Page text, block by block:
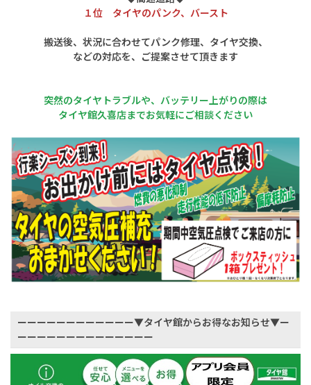
１位 タイヤのパンク、バースト
搬送後、状況に合わせてパンク修理、タイヤ交換、
などの対応を、ご提案させて頂きます
突然のタイヤトラブルや、バッテリー上がりの際は
タイヤ館久喜店までお気軽にご相談ください
ーーーーーーーーーーーー▼タイヤ館からお得なお知らせ▼ー
ーーーーーーーーーーーーーー